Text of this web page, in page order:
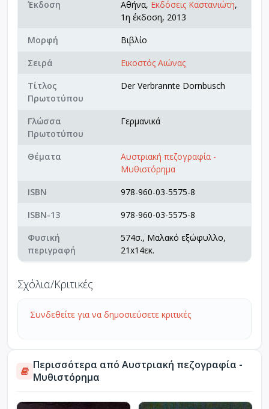
Έκδοση Αθήνα, Εκδόσεις Καστανιώτη,
1η έκδοση, 2013
Μορφή
Βιβλίο
Σειρά
Εικοστός Αιώνας
Τίτλος
Πρωτοτύπου
Der Verbrannte Dornbusch
Γλώσσα
Πρωτοτύπου
Γερμανικά
Θέματα
Αυστριακή πεζογραφία -
Μυθιστόρημα
ISBN
978-960-03-5575-8
ISBN-13
978-960-03-5575-8
Φυσική
περιγραφή
574σ., Μαλακό εξώφυλλο,
21x14εκ.
Σχόλια/Κριτικές
Συνδεθείτε για να δημοσιεύσετε κριτικές
Περισσότερα από Αυστριακή πεζογραφία -
Μυθιστόρημα